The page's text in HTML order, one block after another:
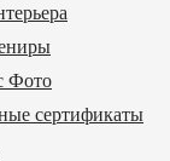
Фото
сертификаты